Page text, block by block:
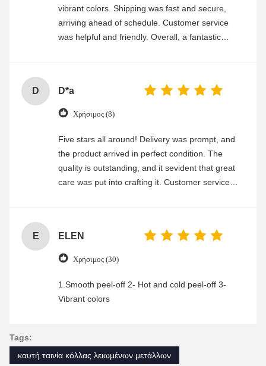
vibrant colors. Shipping was fast and secure,
arriving ahead of schedule. Customer service
was helpful and friendly. Overall, a fantastic
D D*a
Χρήσιμος (8)
Five stars all around! Delivery was prompt, and
the product arrived in perfect condition. The
quality is outstanding, and it sevident that great
care was put into crafting it. Customer service
E ELEN
Χρήσιμος (30)
1.Smooth peel-off 2- Hot and cold peel-off 3-
Vibrant colors
Tags:
καυτή ταινία κόλλας λειωμένων μετάλλων